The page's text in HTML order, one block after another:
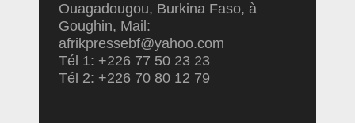
Ouagadougou, Burkina Faso, à
Goughin, Mail:
afrikpressebf@yahoo.com
Tél 1: +226 77 50 23 23
Tél 2: +226 70 80 12 79